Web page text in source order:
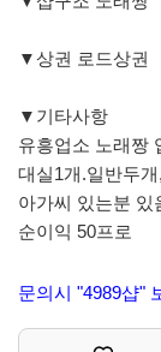
▼상권 로드상권
▼기타사항
유흥업소 노래짱
대실1개.일반두
아가씨 있는분 있
순이익 50프로
문의시 "4989샵"